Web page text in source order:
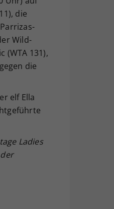
die
Wild-
(WTA 131),
die
elf Ella
Ladies